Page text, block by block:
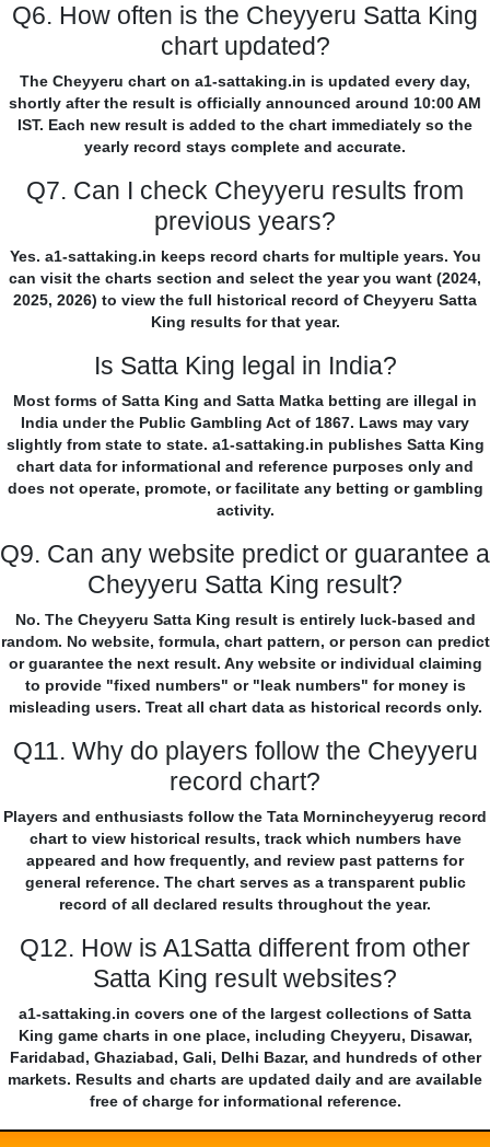
Q6. How often is the Cheyyeru Satta King
chart updated?
The Cheyyeru chart on a1-sattaking.in is updated every day,
shortly after the result is officially announced around 10:00 AM
IST. Each new result is added to the chart immediately so the
yearly record stays complete and accurate.
Q7. Can I check Cheyyeru results from
previous years?
Yes. a1-sattaking.in keeps record charts for multiple years. You
can visit the charts section and select the year you want (2024,
2025, 2026) to view the full historical record of Cheyyeru Satta
King results for that year.
Is Satta King legal in India?
Most forms of Satta King and Satta Matka betting are illegal in
India under the Public Gambling Act of 1867. Laws may vary
slightly from state to state. a1-sattaking.in publishes Satta King
chart data for informational and reference purposes only and
does not operate, promote, or facilitate any betting or gambling
activity.
Q9. Can any website predict or guarantee a
Cheyyeru Satta King result?
No. The Cheyyeru Satta King result is entirely luck-based and
random. No website, formula, chart pattern, or person can predict
or guarantee the next result. Any website or individual claiming
to provide "fixed numbers" or "leak numbers" for money is
misleading users. Treat all chart data as historical records only.
Q11. Why do players follow the Cheyyeru
record chart?
Players and enthusiasts follow the Tata Mornincheyyerug record
chart to view historical results, track which numbers have
appeared and how frequently, and review past patterns for
general reference. The chart serves as a transparent public
record of all declared results throughout the year.
Q12. How is A1Satta different from other
Satta King result websites?
a1-sattaking.in covers one of the largest collections of Satta
King game charts in one place, including Cheyyeru, Disawar,
Faridabad, Ghaziabad, Gali, Delhi Bazar, and hundreds of other
markets. Results and charts are updated daily and are available
free of charge for informational reference.